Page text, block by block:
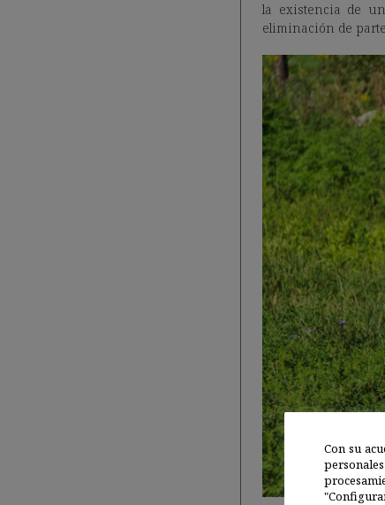
la existencia de
eliminación de
Con su